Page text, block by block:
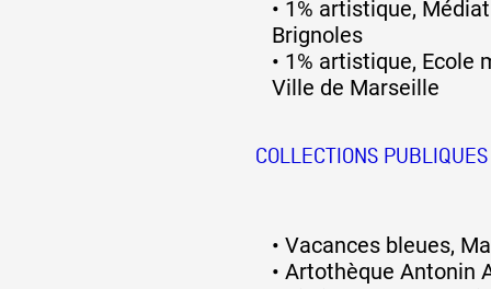
• 1% artistique,
Brignoles
• 1% artistique, Ecole
Ville de Marseille
COLLECTIONS
• Vacances bleues,
• Artothèque Antonin